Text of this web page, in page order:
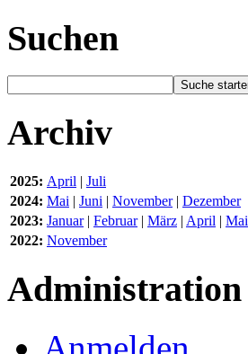
Suchen
Archiv
2025: April | Juli
2024: Mai | Juni | November| Dezember
2023: Januar| Februar| März | April | Mai
2022: November
Administration